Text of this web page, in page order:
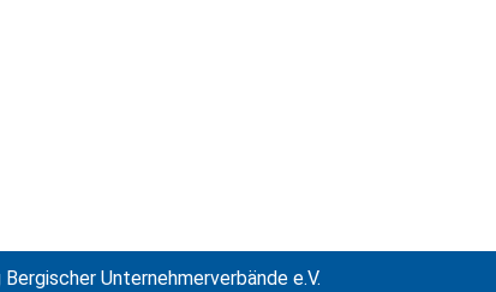
Unternehmerverbände e.V.